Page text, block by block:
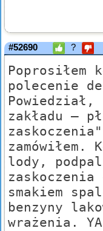
#52690 ?
Poprosiłem
polecenie
zakładu –
zamówiłem.
lody,
smakiem
benzyny
wrażenia.